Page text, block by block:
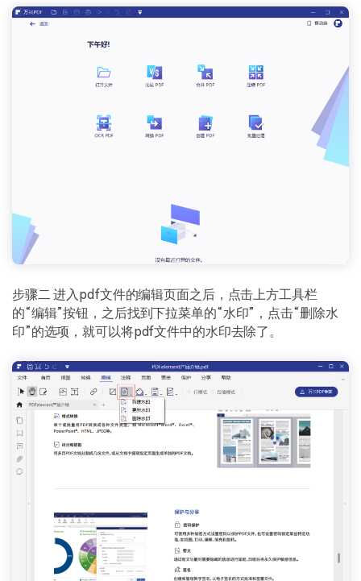
步骤二 进入pdf文件的编辑页面之后，点击上方工具栏
的“编辑”按钮，之后找到下拉菜单的“水印”，点击“删除水
印”的选项，就可以将pdf文件中的水印去除了。